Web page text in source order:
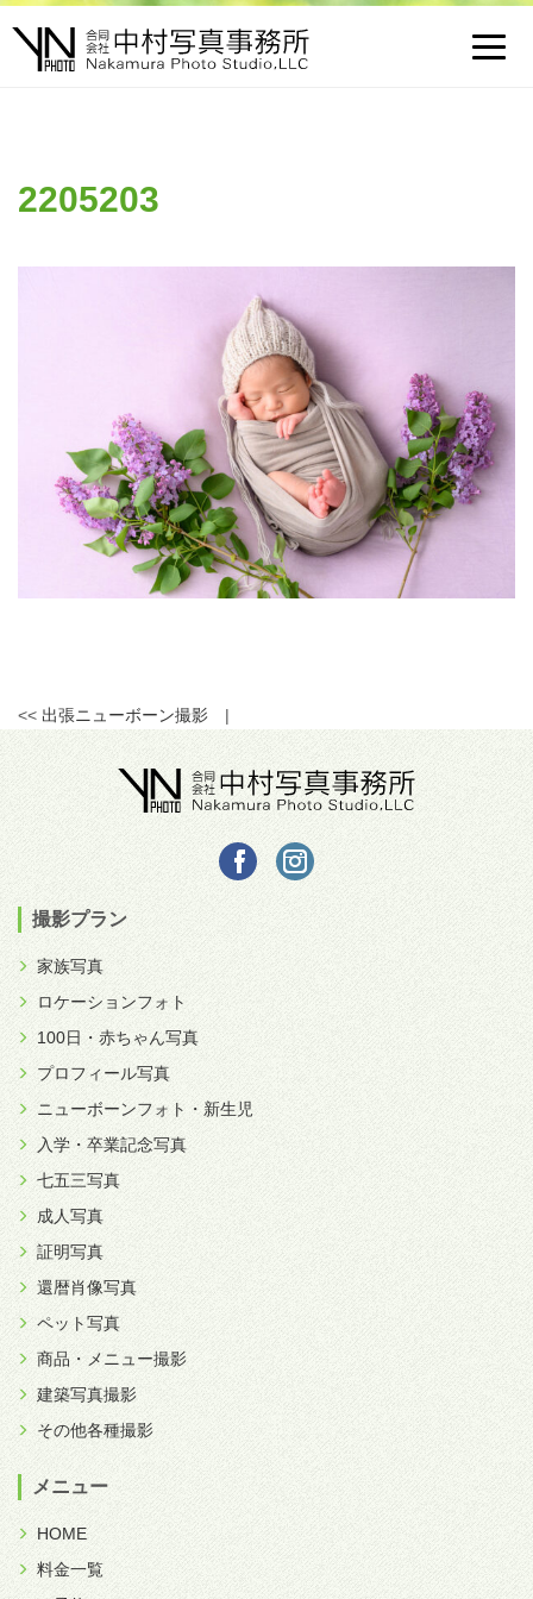
2205203
<< 出張ニューボーン撮影 |
撮影プラン
家族写真
ロケーションフォト
100日・赤ちゃん写真
プロフィール写真
ニューボーンフォト・新生児
入学・卒業記念写真
七五三写真
成人写真
証明写真
還暦肖像写真
ペット写真
商品・メニュー撮影
建築写真撮影
その他各種撮影
メニュー
HOME
料金一覧